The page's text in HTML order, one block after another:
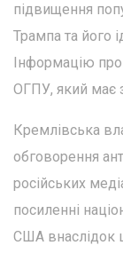
підвищення
Трампа та його
Інформацію
ОГПУ, який має
Кремлівська
обговорення
російських
посиленні
США внаслідок